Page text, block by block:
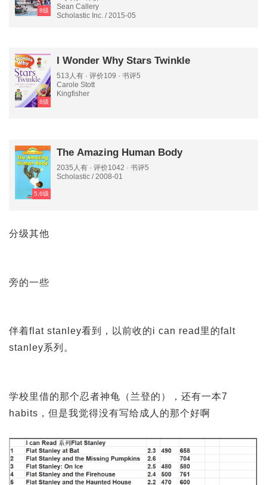
8级
Sean Callery
Scholastic Inc. / 2015-05
8级
I Wonder Why Stars Twinkle
513人有 · 评价109 · 书评5
Carole Stott
Kingfisher
5,6级
The Amazing Human Body
2035人有 · 评价1042 · 书评5
Scholastic / 2008-01
分级其他
旁的一些
伴着flat stanley看到，以前收的i can read里的falt
stanley系列。
学校里借的那个忍者神龟（兰登的），还有一本7
habits，但是我觉得没有写给成人的那个好啊